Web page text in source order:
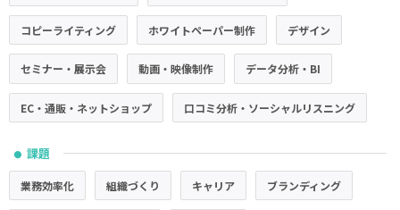
コピーライティング ホワイトペーパー制作 デザイン
セミナー・展示会 動画・映像制作 データ分析・BI
EC・通販・ネットショップ 口コミ分析・ソーシャルリスニング
● 課題
業務効率化 組織づくり キャリア ブランディング